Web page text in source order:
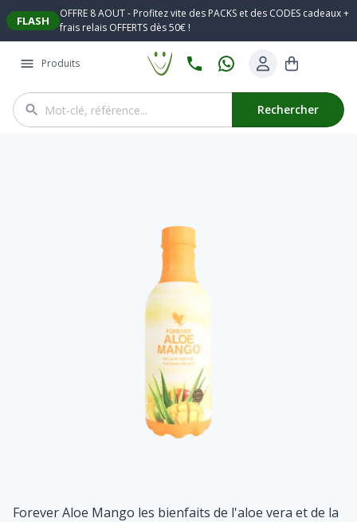
FLASH
OFFRE 8 AOUT - Profitez vite des PACKS et des CODES cadeaux +
frais relais OFFERTS dès 50€ !
Produits
Rechercher
Forever Aloe Mango les bienfaits de l'aloe vera et de la